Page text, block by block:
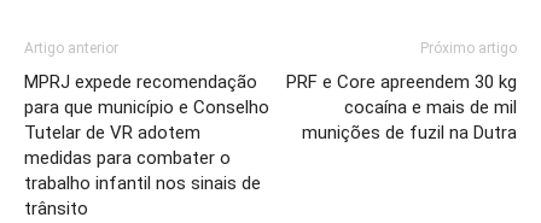
Artigo anterior
MPRJ expede recomendação
para que município e Conselho
Tutelar de VR adotem
medidas para combater o
trabalho infantil nos sinais de
trânsito
Próximo artigo
PRF e Core apreendem 30 kg
cocaína e mais de mil
munições de fuzil na Dutra